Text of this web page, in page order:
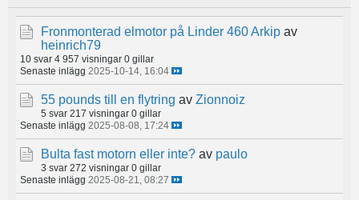
Fronmonterad elmotor på Linder 460 Arkip av
heinrich79
10 svar 4 957 visningar 0 gillar
Senaste inlägg 2025-10-14, 16:04
55 pounds till en flytring av Zionnoiz
5 svar 217 visningar 0 gillar
Senaste inlägg 2025-08-08, 17:24
Bulta fast motorn eller inte? av paulo
3 svar 272 visningar 0 gillar
Senaste inlägg 2025-08-21, 08:27